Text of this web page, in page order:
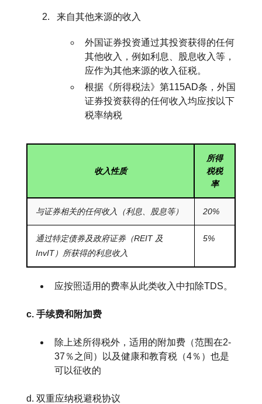
来自其他来源的收入
外国证券投资通过其投资获得的任何
其他收入，例如利息、股息收入等，
应作为其他来源的收入征税。
根据《所得税法》第115AD条，外国
证券投资获得的任何收入均应按以下
税率纳税
收入性质
所得
税税
率
与证券相关的任何收入（利息、股息等） 20%
通过特定债券及政府证券（REIT 及
InvIT）所获得的利息收入
5%
应按照适用的费率从此类收入中扣除TDS。
c. 手续费和附加费
除上述所得税外，适用的附加费（范围在2-
37％之间）以及健康和教育税（4％）也是
可以征收的
d. 双重应纳税避税协议